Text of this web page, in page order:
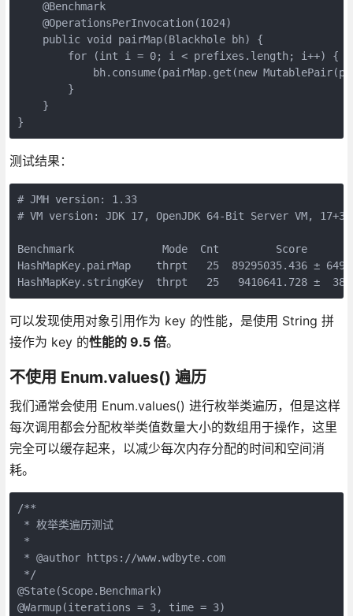
    @Benchmark
    @OperationsPerInvocation(1024)
    public void pairMap(Blackhole bh) {
        for (int i = 0; i < prefixes.length; i++) {
bh.consume(pairMap.get(new
        }
    }
测试结果：
# JMH version: 1.33
# VM version: JDK 17, OpenJDK 64-Bit Server VM,
Benchmark              Mode  Cnt         Score
HashMapKey.pairMap    thrpt   25  89295035.436 ±
可以发现使用对象引用作为 key 的性能，是使用 String 拼
接作为 key 的性能的 9.5 倍。
不使用 Enum.values() 遍历
我们通常会使用 Enum.values() 进行枚举类遍历，但是这样
每次调用都会分配枚举类值数量大小的数组用于操作，这里
完全可以缓存起来，以减少每次内存分配的时间和空间消
耗。
/**
* 枚举类遍历测试
*
* @author https://www.wdbyte.com
*/
@State(Scope.Benchmark)
@Warmup(iterations = 3, time = 3)